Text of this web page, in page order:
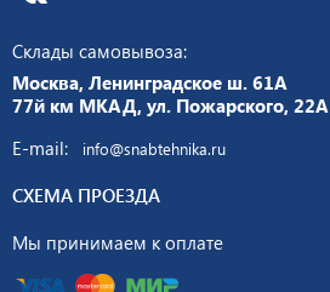
Склады самовывоза:
Москва, Ленинградское ш. 61А
77й км МКАД, ул. Пожарского, 22А
E-mail:
info@snabtehnika.ru
СХЕМА ПРОЕЗДА
Мы принимаем к оплате